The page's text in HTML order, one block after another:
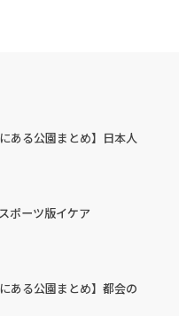
ある公園まとめ】日本人
ポーツ版イケア
ある公園まとめ】都会の